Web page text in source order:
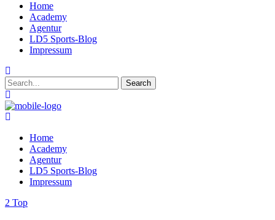
Home
Academy
Agentur
LD5 Sports-Blog
Impressum
Home
Academy
Agentur
LD5 Sports-Blog
Impressum
Top